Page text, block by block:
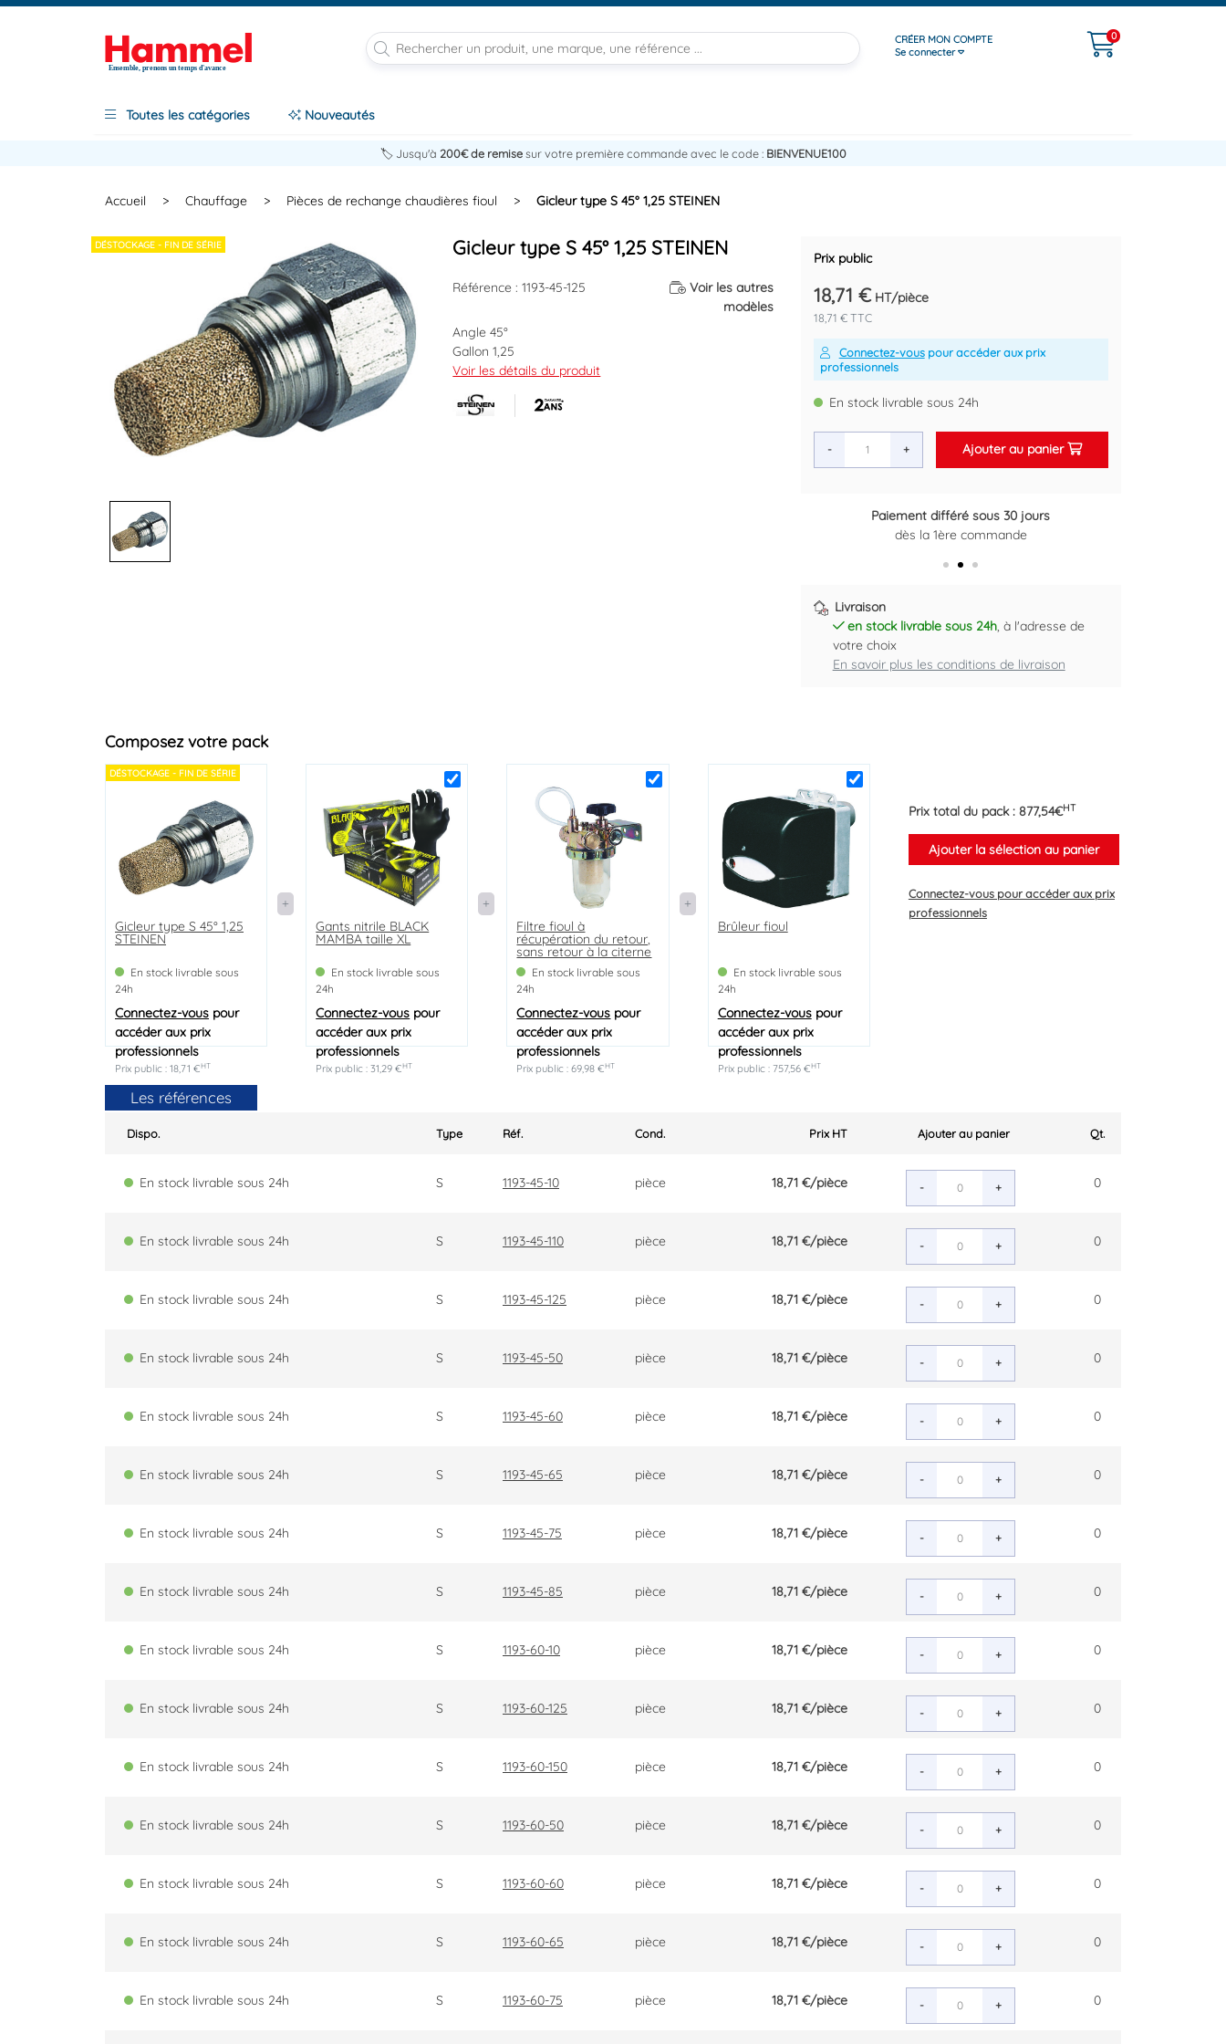
Ensemble, prenons un temps d'avance
CRÉER MON COMPTE
Se connecter
0
Toutes les catégories Nouveautés
🏷️ Jusqu'à 200€ de remisesur votre première commande avec le code : BIENVENUE100
Accueil > Chauffage > Pièces de rechange chaudières fioul > Gicleur type S 45° 1,25 STEINEN
DÉSTOCKAGE - FIN DE SÉRIE Gicleur type S 45° 1,25 STEINEN
Référence : 1193-45-125
Voir les autres
modèles
Angle 45°
Gallon 1,25
Référence fournisseur : 212270
Code EAN : 3283152122708
Voir les détails du produit
Prix public
18,71 €HT/pièce
18,71 € TTC
Connectez-vouspour accéder aux prix
professionnels
En stock livrable sous 24h
- + Ajouter au panier
Retour gratuit sous 14 jours
Plus d'informations ici
Livraison
en stock livrable sous 24h, à l'adresse de
votre choix
En savoir plus les conditions de livraison
Composez votre pack
DÉSTOCKAGE - FIN DE SÉRIE
Gicleur type S 45° 1,25
STEINEN
En stock livrable sous
24h
Connectez-vous pour
accéder aux prix
professionnels
Prix public : 18,71 €HT
Gants nitrile BLACK
MAMBA taille XL
En stock livrable sous
24h
Connectez-vous pour
accéder aux prix
professionnels
Prix public : 31,29 €HT
Filtre fioul à
récupération du retour,
sans retour à la citerne
- standard
En stock livrable sous
24h
Connectez-vous pour
accéder aux prix
professionnels
Prix public : 69,98 €HT
Brûleur fioul
En stock livrable sous
24h
Connectez-vouspour
accéder aux prix
professionnels
Prix public : 757,56 €HT
Prix total du pack : 877,54€HT
Ajouter la sélection au panier
Connectez-vouspour accéder aux prix
professionnels
Les références
Dispo. Type Réf. Cond. Prix HT Ajouter au panier Qt.
En stock livrable sous 24h S 1193-45-10 pièce 18,71 €/pièce - + 0
En stock livrable sous 24h S 1193-45-110 pièce 18,71 €/pièce - + 0
En stock livrable sous 24h S 1193-45-125 pièce 18,71 €/pièce - + 0
En stock livrable sous 24h S 1193-45-50 pièce 18,71 €/pièce - + 0
En stock livrable sous 24h S 1193-45-60 pièce 18,71 €/pièce - + 0
En stock livrable sous 24h S 1193-45-65 pièce 18,71 €/pièce - + 0
En stock livrable sous 24h S 1193-45-75 pièce 18,71 €/pièce - + 0
En stock livrable sous 24h S 1193-45-85 pièce 18,71 €/pièce - + 0
En stock livrable sous 24h S 1193-60-10 pièce 18,71 €/pièce - + 0
En stock livrable sous 24h S 1193-60-125 pièce 18,71 €/pièce - + 0
En stock livrable sous 24h S 1193-60-150 pièce 18,71 €/pièce - + 0
En stock livrable sous 24h S 1193-60-50 pièce 18,71 €/pièce - + 0
En stock livrable sous 24h S 1193-60-60 pièce 18,71 €/pièce - + 0
En stock livrable sous 24h S 1193-60-65 pièce 18,71 €/pièce - + 0
En stock livrable sous 24h S 1193-60-75 pièce 18,71 €/pièce - + 0